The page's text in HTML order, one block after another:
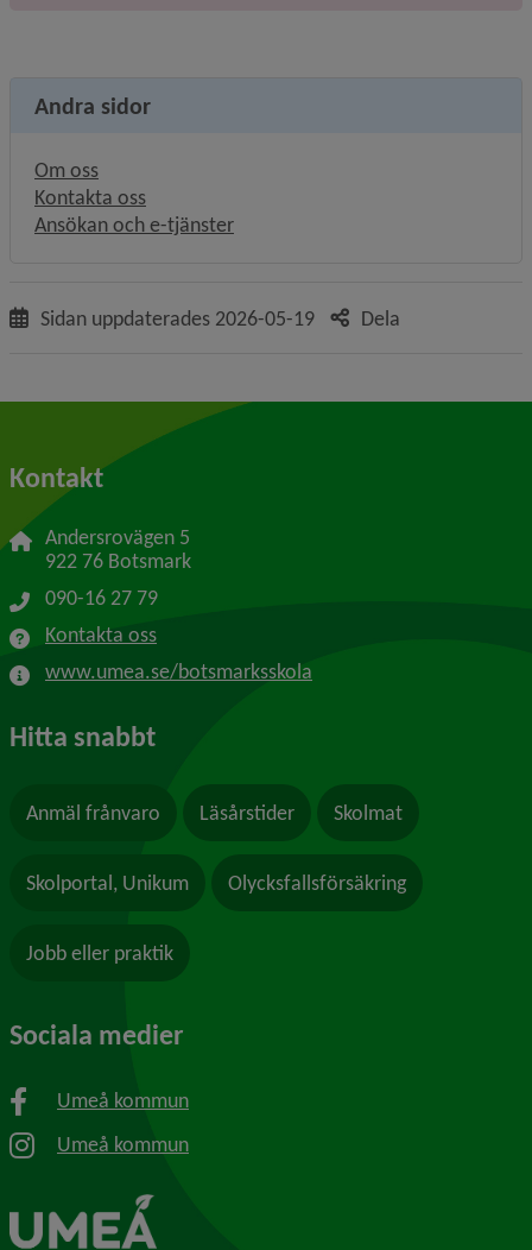
Andra sidor
Om oss
Kontakta oss
Ansökan och e-tjänster
Sidan uppdaterades 2026-05-19 Dela
Kontakt
Andersrovägen 5
922 76 Botsmark
090-16 27 79
Kontakta oss
www.umea.se/botsmarksskola
Hitta snabbt
Anmäl frånvaro Läsårstider Skolmat
Skolportal, Unikum Olycksfallsförsäkring
Jobb eller praktik
Sociala medier
Umeå kommun
Umeå kommun